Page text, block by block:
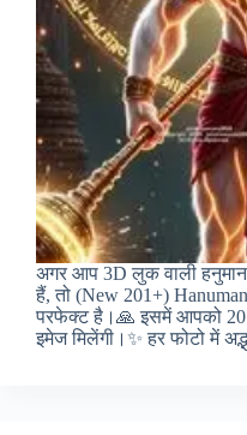
अगर आप 3D लुक वाली हनुमान
हैं, तो (New 201+)
परफेक्ट है।🙏 इसमें आपको
इमेज मिलेंगी।✨ हर फोटो में